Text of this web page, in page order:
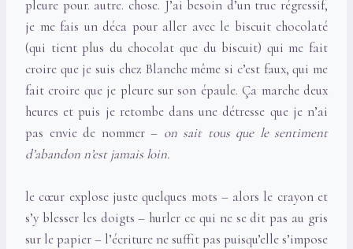
pleure pour. autre. chose. J’ai besoin d’un truc régressif,
je me fais un déca pour aller avec le biscuit chocolaté
(qui tient plus du chocolat que du biscuit) qui me fait
croire que je suis chez Blanche même si c’est faux, qui me
fait croire que je pleure sur son épaule. Ça marche deux
heures et puis je retombe dans une détresse que je n’ai
pas envie de nommer – on sait tous que le sentiment
d’abandon n’est jamais loin.
le cœur explose juste quelques mots – alors le crayon et
s’y blesser les doigts – hurler ce qui ne se dit pas au gris
sur le papier – l’écriture ne suffit pas puisqu’elle s’impose